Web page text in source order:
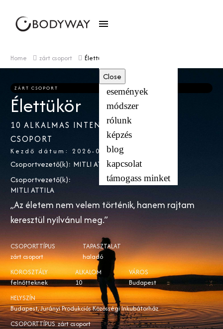
Close
események
módszer
rólunk
képzés
blog
kapcsolat
támogass minket
Home zárt csoport Élettükör
ZÁRT CSOPORT
Élettükör
10 ALKALMAS INTENZÍV ÖNISMERETI
CSOPORT
Kezdő dátum: 2026-02-21 09:00
Csoportvezető(k): MITLI ATTILA
Csoportvezető(k):
MITLI ATTILA
„Az életem nem velem történik, hanem rajtam
keresztül nyilvánul meg.”
CSOPORTTÍPUS
zárt csoport
TAPASZTALAT
haladó
KOROSZTÁLY
felnőtteknek
ALKALOM
10
VÁROS
Budapest
HELYSZÍN
Budapest, Jurányi Produkciós Közösségi Inkubátorház
CSOPORTTÍPUS zárt csoport